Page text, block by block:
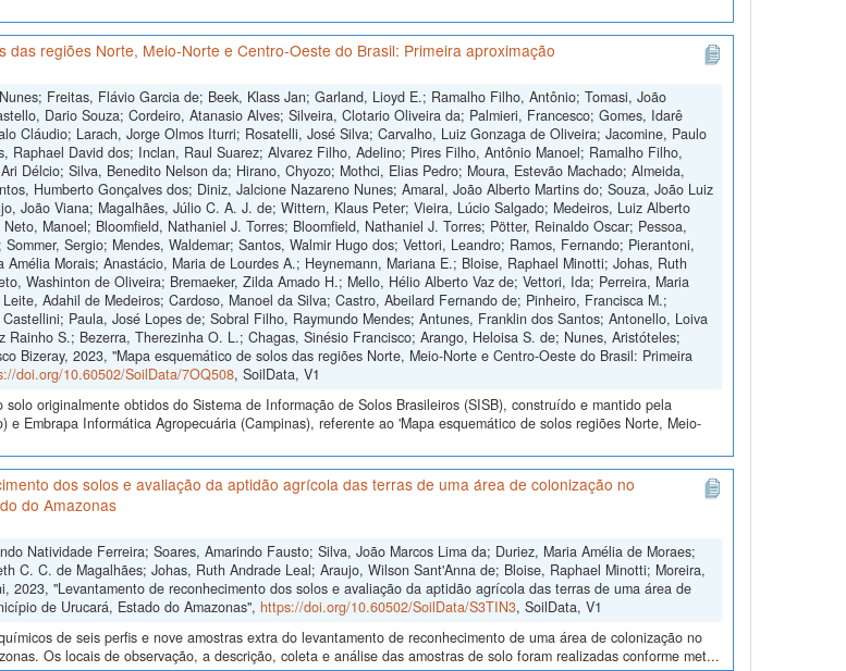
das regiões Norte, Meio-Norte e Centro-Oeste do Brasil: Primeira aproximação
Freitas, Flávio Garcia de; Beek, Klass Jan; Garland, Lioyd E.; Ramalho Filho, Antônio; Tomasi, João
Dario Souza; Cordeiro, Atanasio Alves; Silveira, Clotario Oliveira da; Palmieri, Francesco; Gomes, Idarê
Cláudio; Larach, Jorge Olmos Iturri; Rosatelli, José Silva; Carvalho, Luiz Gonzaga de Oliveira; Jacomine, Paulo
Raphael David dos; Inclan, Raul Suarez; Alvarez Filho, Adelino; Pires Filho, Antônio Manoel; Ramalho Filho,
Délcio; Silva, Benedito Nelson da; Hirano, Chyozo; Mothci, Elias Pedro; Moura, Estevão Machado; Almeida,
Humberto Gonçalves dos; Diniz, Jalcione Nazareno Nunes; Amaral, João Alberto Martins do; Souza, João Luiz
João Viana; Magalhães, Júlio C. A. J. de; Wittern, Klaus Peter; Vieira, Lúcio Salgado; Medeiros, Luiz Alberto
Manoel; Bloomfield, Nathaniel J. Torres; Bloomfield, Nathaniel J. Torres; Pötter, Reinaldo Oscar; Pessoa,
Sergio; Mendes, Waldemar; Santos, Walmir Hugo dos; Vettori, Leandro; Ramos, Fernando; Pierantoni,
Amélia Morais; Anastácio, Maria de Lourdes A.; Heynemann, Mariana E.; Bloise, Raphael Minotti; Johas, Ruth
Washinton de Oliveira; Bremaeker, Zilda Amado H.; Mello, Hélio Alberto Vaz de; Vettori, Ida; Perreira, Maria
Adahil de Medeiros; Cardoso, Manoel da Silva; Castro, Abeilard Fernando de; Pinheiro, Francisca M.;
Paula, José Lopes de; Sobral Filho, Raymundo Mendes; Antunes, Franklin dos Santos; Antonello, Loiva
Rainho S.; Bezerra, Therezinha O. L.; Chagas, Sinésio Francisco; Arango, Heloisa S. de; Nunes, Aristóteles;
Bizeray, 2023, "Mapa esquemático de solos das regiões Norte, Meio-Norte e Centro-Oeste do Brasil: Primeira
doi.org/10.60502/SoilData/7OQ508, SoilData, V1
originalmente obtidos do Sistema de Informação de Solos Brasileiros (SISB), construído e mantido pela
e Embrapa Informática Agropecuária (Campinas), referente ao 'Mapa esquemático de solos regiões Norte, Meio-
dos solos e avaliação da aptidão agrícola das terras de uma área de colonização no
do Amazonas
Natividade Ferreira; Soares, Amarindo Fausto; Silva, João Marcos Lima da; Duriez, Maria Amélia de Moraes;
C. C. de Magalhães; Johas, Ruth Andrade Leal; Araujo, Wilson Sant'Anna de; Bloise, Raphael Minotti; Moreira,
2023, "Levantamento de reconhecimento dos solos e avaliação da aptidão agrícola das terras de uma área de
de Urucará, Estado do Amazonas", https://doi.org/10.60502/SoilData/S3TIN3, SoilData, V1
de seis perfis e nove amostras extra do levantamento de reconhecimento de uma área de colonização no
Os locais de observação, a descrição, coleta e análise das amostras de solo foram realizadas conforme met...